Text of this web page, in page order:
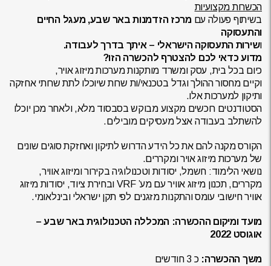
הכשרות מקצועיות
בשיתוף פעולה עם מרכז הזדמנות באר שבע, מעגל החיים
והתעסוקה
ושירות התעסוקה הישראלי – איתך בדרך לעבודה.
מדוע כדאי לכם להצטרף להכשרה הזו?
כיום בכל בית, עסק ומשרד מותקנות מערכות מיזוג אויר,
וקיים מחסור ההולך וגדל בטכנאי/ות שרות שיוכלו לתת שרותי אחזקה
ותיקון למערכות אלו.
הסטודנטים רוכשים מקצוע מבוקש בסבסוד מלא, ולאחר מכן יוכלו
להשתלב בעבודה אצל מעסיקים מובילים.
הקורס מקנה להם את כל הידע הדרוש לתיקון ואחזקת סוגים שונים
של מערכות מיזוג אויר ומקררים.
נושאי הלימוד: חשמל, יסודות וטכנולוגיה בקירור ומיזוג אוויר,
מקררים, תכנון מיזוג אוויר עם מע’ VRF ובחירת ציוד, יסודות מיזוג
אוויר חישובי עומס והתקנות מזגנים לפי תקן ישראלי ובינלאומי.
מועד ומיקום ההכשרה: המכללה הטכנולוגית באר שבע –
אוגוסט 2022
משך ההכשרה:כ 3 חודשים